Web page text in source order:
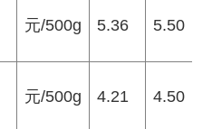
元/500g 5.36 5.50
元/500g 4.21 4.50